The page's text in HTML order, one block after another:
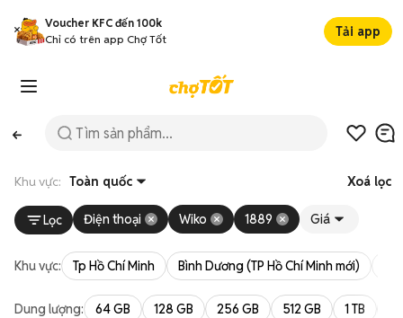
Voucher KFC đến 100k
Chỉ có trên app Chợ Tốt
Tải app
Khu vực: Toàn quốc Xoá lọc
Lọc Điện thoại Wiko 1889 Giá
Khu vực: Tp Hồ Chí Minh Bình Dương (TP Hồ Chí Minh mới)
Dung lượng: 64 GB 128 GB 256 GB 512 GB 1 TB